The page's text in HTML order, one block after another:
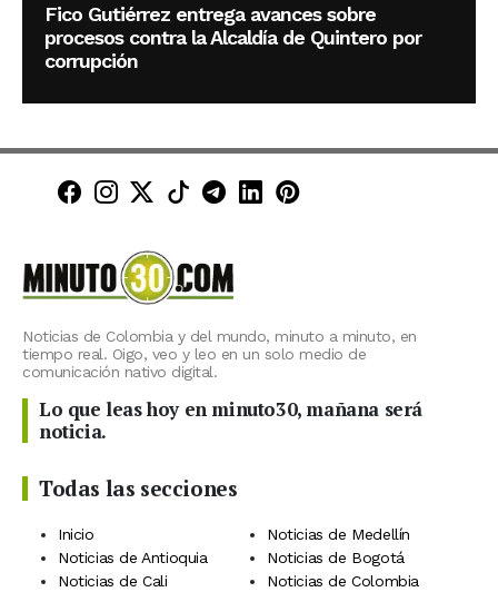
Fico Gutiérrez entrega avances sobre
procesos contra la Alcaldía de Quintero por
corrupción
Minuto30 en Facebook
Minuto30 en Instagram
Minuto30 en X (Twitter)
Minuto30 en TikTok
Canal de Minuto30 en
Minuto30 en LinkedIn
Minuto30 en
Noticias de Colombia y del mundo, minuto a minuto, en
tiempo real. Oigo, veo y leo en un solo medio de
comunicación nativo digital.
Lo que leas hoy en minuto30, mañana será
noticia.
Todas las secciones
Inicio
Noticias de Medellín
Noticias de Antioquia
Noticias de Bogotá
Noticias de Cali
Noticias de Colombia